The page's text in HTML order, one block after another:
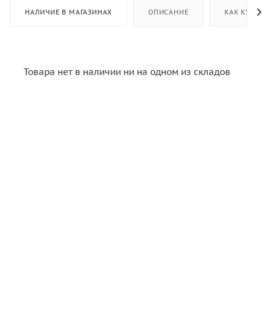
НАЛИЧИЕ В МАГАЗИНАХ ОПИСАНИЕ КАК КУПИТЬ
Товара нет в наличии ни на одном из складов